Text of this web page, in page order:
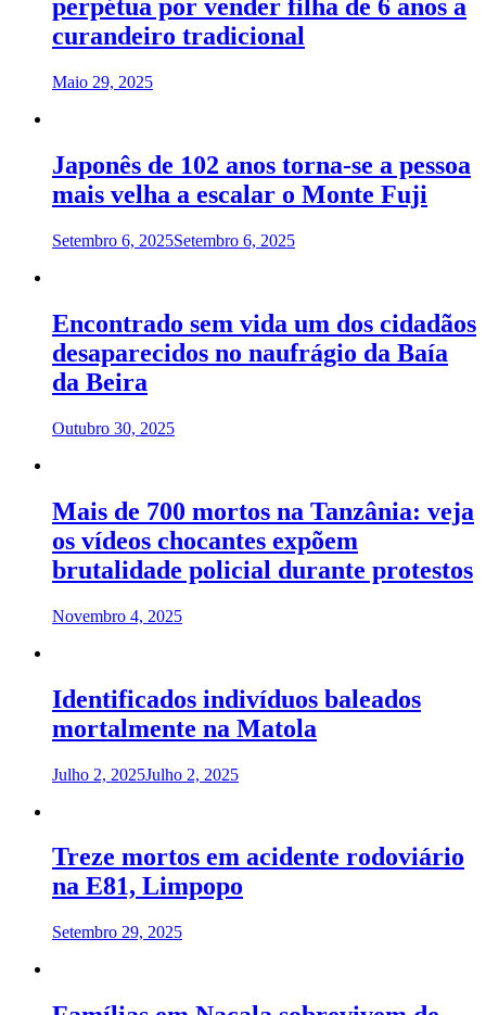
perpétua por vender filha de 6 anos a
curandeiro tradicional
Maio 29, 2025
Japonês de 102 anos torna-se a pessoa
mais velha a escalar o Monte Fuji
Setembro 6, 2025Setembro 6, 2025
Encontrado sem vida um dos cidadãos
desaparecidos no naufrágio da Baía
da Beira
Outubro 30, 2025
Mais de 700 mortos na Tanzânia: veja
os vídeos chocantes expõem
brutalidade policial durante protestos
Novembro 4, 2025
Identificados indivíduos baleados
mortalmente na Matola
Julho 2, 2025Julho 2, 2025
Treze mortos em acidente rodoviário
na E81, Limpopo
Setembro 29, 2025